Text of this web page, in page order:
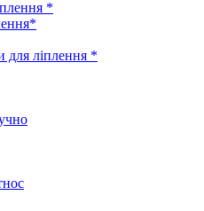
*
для ліплення *